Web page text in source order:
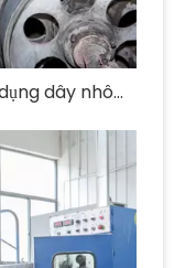
Tại sao máy biến áp vi sóng sử dụng dây nhôm tráng men?